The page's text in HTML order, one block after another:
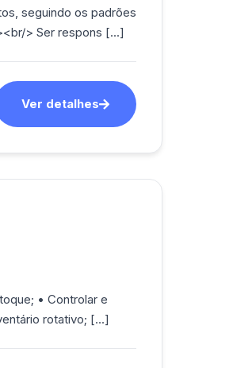
seguindo os padrões
> Ser respons [...]
Ver detalhes
• Controlar e
organizar os produtos no estoque através da metodologia PVPS; • Realizar inventário rotativo; [...]